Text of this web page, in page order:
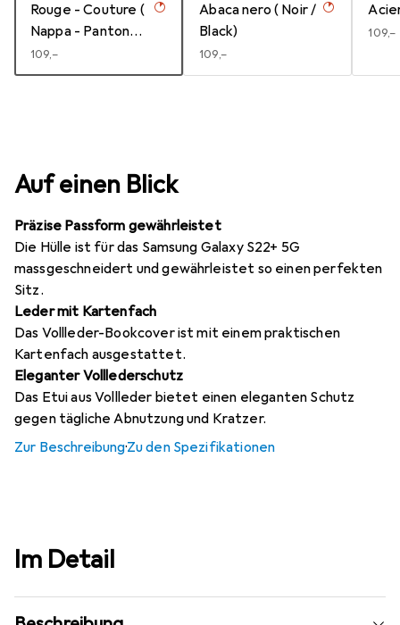
Rouge - Couture (
Nappa - Pantone
#d50032 )
EUR
109,–
Abaca nero ( Noir /
Black)
EUR
109,–
EUR
109,–
Auf einen Blick
Präzise Passform gewährleistet
Die Hülle ist für das Samsung Galaxy S22+ 5G
massgeschneidert und gewährleistet so einen perfekten
Sitz.
Leder mit Kartenfach
Das Vollleder-Bookcover ist mit einem praktischen
Kartenfach ausgestattet.
Eleganter Volllederschutz
Das Etui aus Vollleder bietet einen eleganten Schutz
gegen tägliche Abnutzung und Kratzer.
Zur Beschreibung·Zu den Spezifikationen
Im Detail